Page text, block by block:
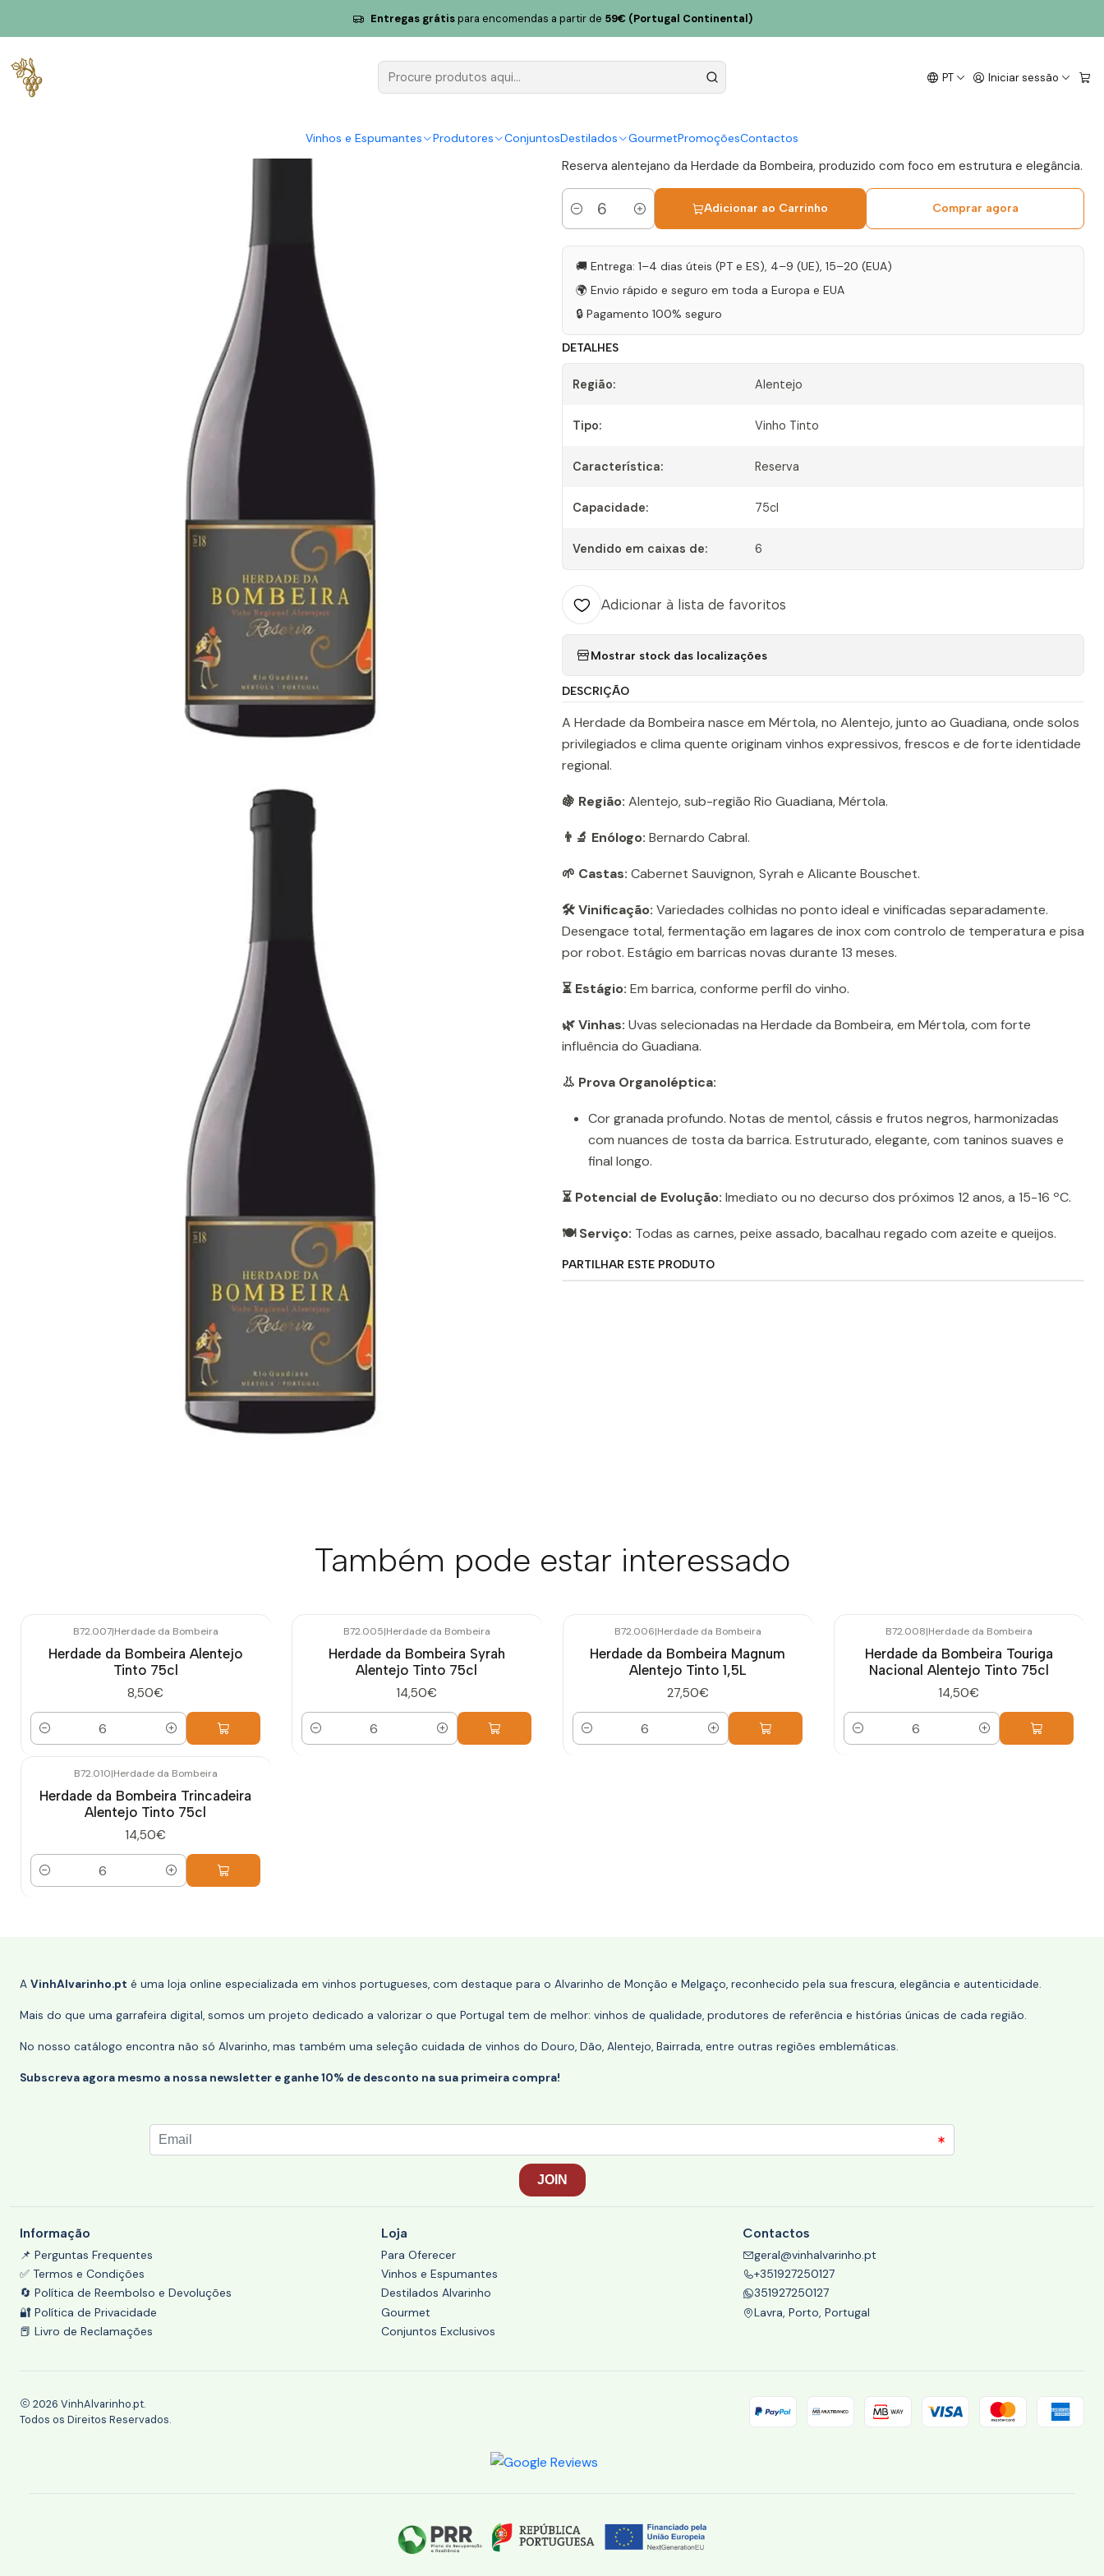
PT Iniciar sessão
Vinhos e Espumantes Produtores ConjuntosDestilados GourmetPromoçõesContactos
Entregas grátispara encomendas a partir de 59€ (Portugal Continental)
Herdade da Bombeira Reserva Alentejo Tinto 75cl
Herdade da Bombeira Reserva
|
Reserva alentejano da Herdade da Bombeira, produzido com foco em estrutura e elegância.
Quantidade
Adicionar ao Carrinho Comprar agora
🚚 Entrega: 1–4 dias úteis (PT e ES), 4–9 (UE), 15–20 (EUA)
🌍 Envio rápido e seguro em toda a Europa e EUA
🔒 Pagamento 100% seguro
DETALHES
Região: Alentejo
Tipo: Vinho Tinto
Característica: Reserva
Capacidade: 75cl
Vendido em caixas de: 6
Adicionar à lista de favoritos
Mostrar stock das localizações
DESCRIÇÃO
A Herdade da Bombeira nasce em Mértola, no Alentejo, junto ao Guadiana, onde solos
privilegiados e clima quente originam vinhos expressivos, frescos e de forte identidade
regional.
🍇 Região: Alentejo, sub-região Rio Guadiana, Mértola.
👨‍🔬 Enólogo: Bernardo Cabral.
🌱 Castas: Cabernet Sauvignon, Syrah e Alicante Bouschet.
🛠️ Vinificação: Variedades colhidas no ponto ideal e vinificadas separadamente.
Desengace total, fermentação em lagares de inox com controlo de temperatura e pisa
por robot. Estágio em barricas novas durante 13 meses.
⏳ Estágio: Em barrica, conforme perfil do vinho.
🌿 Vinhas: Uvas selecionadas na Herdade da Bombeira, em Mértola, com forte
influência do Guadiana.
👃 Prova Organoléptica:
Cor granada profundo. Notas de mentol, cássis e frutos negros, harmonizadas
com nuances de tosta da barrica. Estruturado, elegante, com taninos suaves e
final longo.
⏳ Potencial de Evolução: Imediato ou no decurso dos próximos 12 anos, a 15-16 ºC.
🍽️ Serviço: Todas as carnes, peixe assado, bacalhau regado com azeite e queijos.
PARTILHAR ESTE PRODUTO
Também pode estar interessado
B72.007|Herdade da Bombeira
Herdade da Bombeira Alentejo
Tinto 75cl
8,50€
Quantidade
B72.005|Herdade da Bombeira
Herdade da Bombeira Syrah
Alentejo Tinto 75cl
14,50€
Quantidade
B72.006|Herdade da Bombeira
Herdade da Bombeira Magnum
Alentejo Tinto 1,5L
27,50€
Quantidade
B72.008|Herdade da Bombeira
Herdade da Bombeira Touriga
Nacional Alentejo Tinto 75cl
14,50€
Quantidade
B72.010|Herdade da Bombeira
Herdade da Bombeira Trincadeira
Alentejo Tinto 75cl
14,50€
Quantidade
A VinhAlvarinho.pt é uma loja online especializada em vinhos portugueses, com destaque para o Alvarinho de Monção e Melgaço, reconhecido pela sua frescura, elegância e autenticidade.
Mais do que uma garrafeira digital, somos um projeto dedicado a valorizar o que Portugal tem de melhor: vinhos de qualidade, produtores de referência e histórias únicas de cada região.
No nosso catálogo encontra não só Alvarinho, mas também uma seleção cuidada de vinhos do Douro, Dão, Alentejo, Bairrada, entre outras regiões emblemáticas.
Subscreva agora mesmo a nossa newsletter e ganhe 10% de desconto na sua primeira compra!
Informação
📌 Perguntas Frequentes
✅ Termos e Condições
🔄 Política de Reembolso e Devoluções
🔐 Política de Privacidade
📕 Livro de Reclamações
Loja
Para Oferecer
Vinhos e Espumantes
Destilados Alvarinho
Gourmet
Conjuntos Exclusivos
Contactos
geral@vinhalvarinho.pt
+351927250127
351927250127
Lavra, Porto, Portugal
2026 VinhAlvarinho.pt.
Todos os Direitos Reservados.